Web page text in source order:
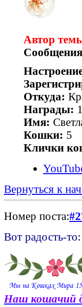
Автор
Откуда:
Награды:
Имя:
Кошки: 5
Клички
Вернуться к
Номер поста:
Вот радость-
Наш кошачий